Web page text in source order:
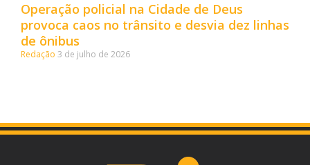
Operação policial na Cidade de Deus
provoca caos no trânsito e desvia dez linhas
de ônibus
Redação 3 de julho de 2026